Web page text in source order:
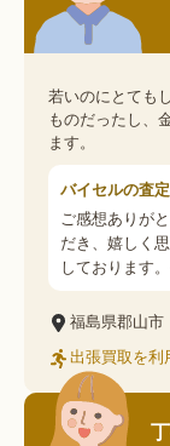
若いのにとても
ものだったし、
ます。
バイセルの査
ご感想ありが
だき、嬉しく
しております
福島県郡山市
出張買取を利